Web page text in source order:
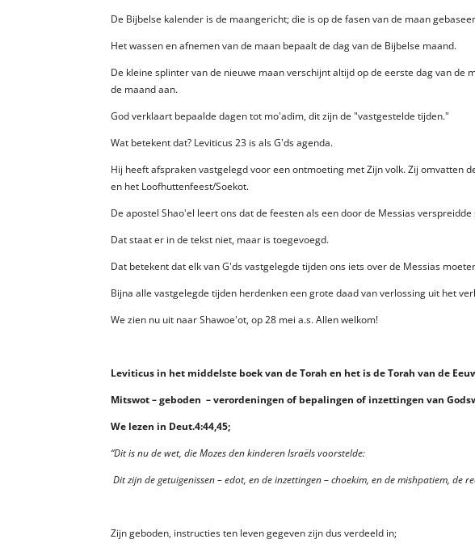
De Bijbelse kalender is de maangericht; die is op de fasen van de maan
Het wassen en afnemen van de maan bepaalt de dag van de Bijbelse maand.
De kleine splinter van de nieuwe maan verschijnt altijd op de eerste dag van
de maand aan.
God verklaart bepaalde dagen tot mo'adim, dit zijn de "vastgestelde tijden."
Wat betekent dat? Leviticus 23 is als G'ds agenda.
Hij heeft afspraken vastgelegd voor een ontmoeting met Zijn volk. Zij omvatten
en het Loofhuttenfeest/Soekot.
De apostel Shao'el leert ons dat de feesten als een door de Messias
Dat staat er in de tekst niet, maar is toegevoegd.
Dat betekent dat elk van G'ds vastgelegde tijden ons iets over de Messias
Bijna alle vastgelegde tijden herdenken een grote daad van verlossing uit het
We zien nu uit naar Shawoe'ot, op 28 mei a.s. Allen welkom!
Leviticus in het middelste boek van de Torah en het is de Torah van de
Mitswot – geboden – verordeningen of bepalingen of inzettingen van
We lezen in Deut.4:44,45;
“Dit is nu de wet, die Mozes den kinderen Israëls voorstelde:
Dit zijn de getuigenissen – edot, en de inzettingen – choekim, en de mishpatiem,
Zijn geboden, instructies ten leven gegeven zijn dus verdeeld in;